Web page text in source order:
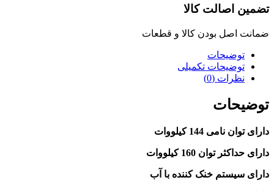
تضمین اصالت کالا
ضمانت اصل بودن کالا و قطعات
توضیحات
توضیحات تکمیلی
نظرات (0)
توضیحات
دارای توان نامی 144 کیلووات
دارای حداکثر توان 160 کیلووات
دارای سیستم خنک کننده با آب